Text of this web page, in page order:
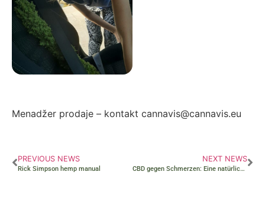
Menadžer prodaje – kontakt cannavis@cannavis.eu
PREVIOUS NEWS
Rick Simpson hemp manual
NEXT NEWS
CBD gegen Schmerzen: Eine natürliche Lösung zur Linderung von Beschwerden